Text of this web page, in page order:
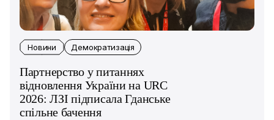
Новини Демократизація
Партнерство у питаннях
відновлення України на URC
2026: ЛЗІ підписала Гданське
спільне бачення